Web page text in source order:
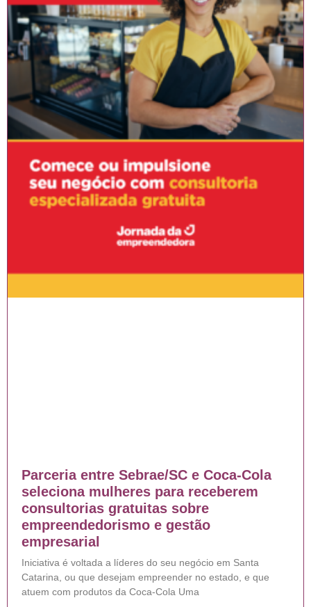
Parceria entre Sebrae/SC e Coca-Cola
seleciona mulheres para receberem
consultorias gratuitas sobre
empreendedorismo e gestão
empresarial
Iniciativa é voltada a líderes do seu negócio em Santa
Catarina, ou que desejam empreender no estado, e que
atuem com produtos da Coca-Cola Uma